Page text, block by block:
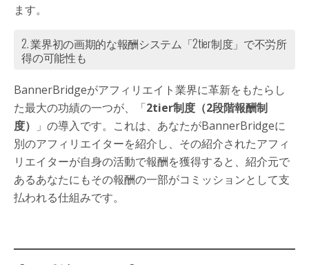
ます。
2. 業界初の画期的な報酬システム「2tier制度」で不労所
得の可能性も
BannerBridgeがアフィリエイト業界に革新をもたらし
た最大の功績の一つが、「2tier制度（2段階報酬制
度）
」の導入です。これは、あなたがBannerBridgeに
別のアフィリエイターを紹介し、その紹介されたアフィ
リエイターが自身の活動で報酬を獲得すると、紹介元で
あるあなたにもその報酬の一部がコミッションとして支
払われる仕組みです。